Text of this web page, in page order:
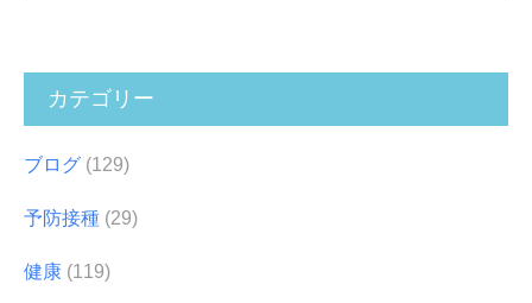
カテゴリー
ブログ (129)
予防接種 (29)
健康 (119)